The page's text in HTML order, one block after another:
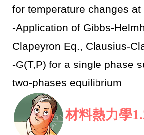
for temperature changes at
-Application of Gibbs-
Clapeyron Eq., Clausius-
-G(T,P) for a single phase
two-phases equilibrium
材料熱力學